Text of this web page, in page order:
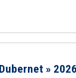
» 2026